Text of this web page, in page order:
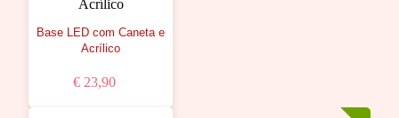
Base LED com Caneta e
Acrílico
€ 23,90